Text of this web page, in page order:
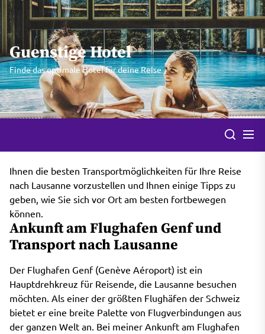
Skip
the
content
Guenstige Hotel
Finde das optimale Hotel für deine Reise
Ihnen die besten Transportmöglichkeiten für Ihre Reise
nach Lausanne vorzustellen und Ihnen einige Tipps zu
geben, wie Sie sich vor Ort am besten fortbewegen
können.
Ankunft am Flughafen Genf und
Transport nach Lausanne
Der Flughafen Genf (Genève Aéroport) ist ein
Hauptdrehkreuz für Reisende, die Lausanne besuchen
möchten. Als einer der größten Flughäfen der Schweiz
bietet er eine breite Palette von Flugverbindungen aus
der ganzen Welt an. Bei meiner Ankunft am Flughafen